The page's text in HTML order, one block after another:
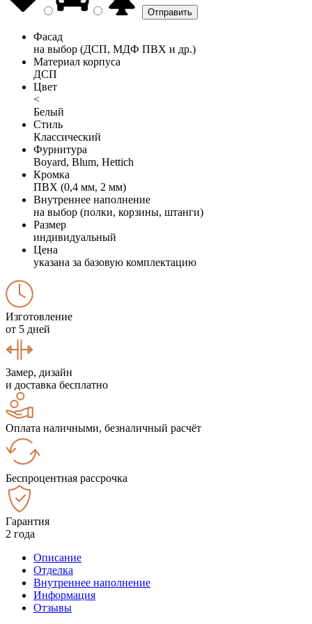
Фасад
на выбор (ДСП, МДФ ПВХ и др.)
Материал корпуса
ДСП
Цвет
<
Белый
Стиль
Классический
Фурнитура
Boyard, Blum, Hettich
Кромка
ПВХ (0,4 мм, 2 мм)
Внутреннее наполнение
на выбор (полки, корзины, штанги)
Размер
индивидуальный
Цена
указана за базовую комплектацию
Изготовление
от 5 дней
Замер, дизайн
и доставка бесплатно
Оплата наличными, безналичный расчёт
Беспроцентная рассрочка
Гарантия
2 года
Описание
Отделка
Внутреннее наполнение
Информация
Отзывы